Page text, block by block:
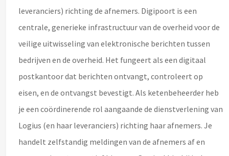
leveranciers) richting de afnemers. Digipoort is een
centrale, generieke infrastructuur van de overheid voor de
veilige uitwisseling van elektronische berichten tussen
bedrijven en de overheid. Het fungeert als een digitaal
postkantoor dat berichten ontvangt, controleert op
eisen, en de ontvangst bevestigt. Als ketenbeheerder heb
je een coördinerende rol aangaande de dienstverlening van
Logius (en haar leveranciers) richting haar afnemers. Je
handelt zelfstandig meldingen van de afnemers af en